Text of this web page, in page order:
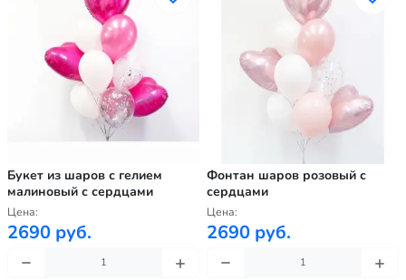
Букет из шаров с гелием
малиновый с сердцами
Цена:
2690 руб.
Фонтан шаров розовый с
сердцами
Цена:
2690 руб.